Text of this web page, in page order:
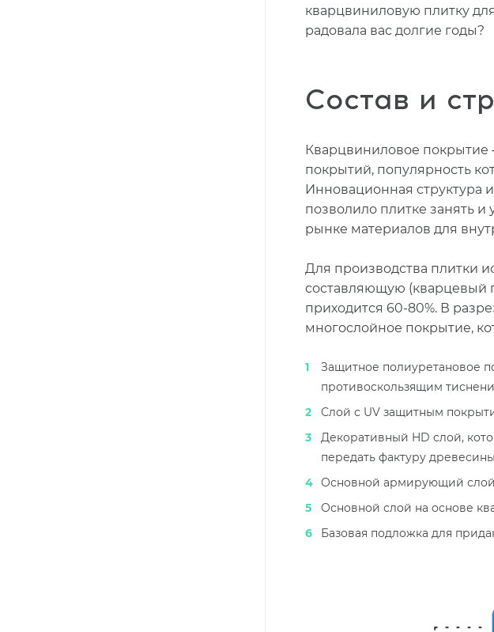
кварцвиниловую плитку
радовала вас долгие годы?
Состав и
Кварцвиниловое покрытие
покрытий, популярность
Инновационная структура
позволило плитке занять
рынке материалов для
Для производства плитки
составляющую (кварцевый
приходится 60-80%. В
многослойное покрытие,
Защитное полиуретановое
противоскользящим
Слой с UV защитным
Декоративный HD слой,
передать фактуру
Основной армирующий слой
Основной слой на основе
Базовая подложка для